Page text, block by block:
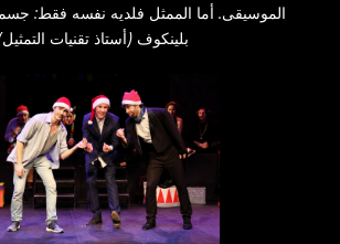
الموسيقى. أما الممثل فلديه نفسه فقط: جسمه
بلينكوف (أستاذ تقنيات